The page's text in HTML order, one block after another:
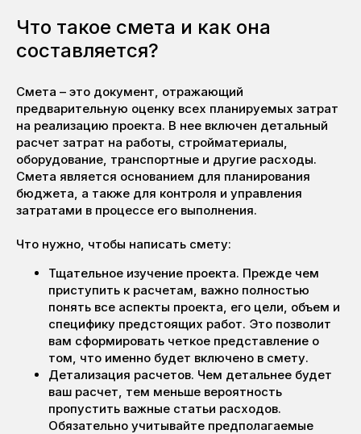
Что такое смета и как она
составляется?
Смета – это документ, отражающий
предварительную оценку всех планируемых затрат
на реализацию проекта. В нее включен детальный
расчет затрат на работы, стройматериалы,
оборудование, транспортные и другие расходы.
Смета является основанием для планирования
бюджета, а также для контроля и управления
затратами в процессе его выполнения.
Что нужно, чтобы написать смету:
Тщательное изучение проекта. Прежде чем
приступить к расчетам, важно полностью
понять все аспекты проекта, его цели, объем и
специфику предстоящих работ. Это позволит
вам сформировать четкое представление о
том, что именно будет включено в смету.
Детализация расчетов. Чем детальнее будет
ваш расчет, тем меньше вероятность
пропустить важные статьи расходов.
Обязательно учитывайте предполагаемые